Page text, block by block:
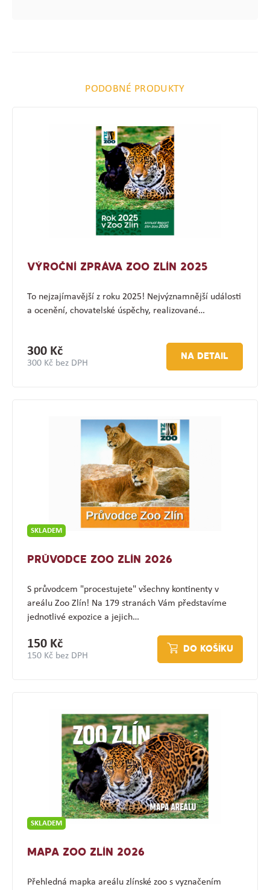
PODOBNÉ PRODUKTY
VÝROČNÍ ZPRÁVA ZOO ZLÍN 2025
To nejzajímavější z roku 2025! Nejvýznamnější události
a ocenění, chovatelské úspěchy, realizované…
300 Kč
300 Kč bez DPH
NA DETAIL
SKLADEM
PRŮVODCE ZOO ZLÍN 2026
S průvodcem "procestujete" všechny kontinenty v
areálu Zoo Zlín! Na 179 stranách Vám představíme
jednotlivé expozice a jejich…
150 Kč
150 Kč bez DPH
DO KOŠÍKU
SKLADEM
MAPA ZOO ZLÍN 2026
Přehledná mapka areálu zlínské zoo s vyznačením